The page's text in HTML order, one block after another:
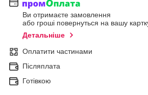
Ви отримаєте замовлення
або гроші повернуться на вашу
Детальніше
Оплатити частинами
Післяплата
Готівкою